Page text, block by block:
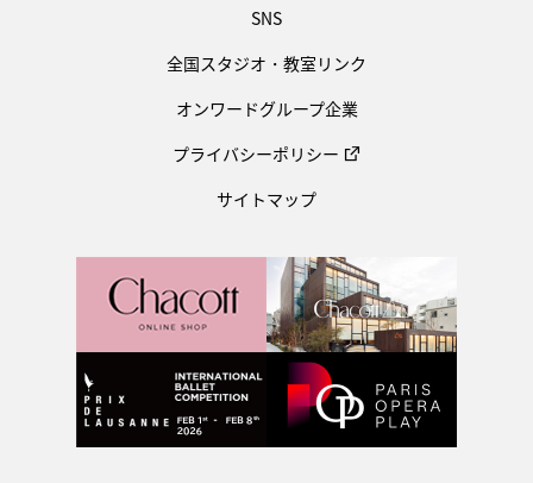
SNS
全国スタジオ・教室リンク
オンワードグループ企業
プライバシーポリシー
サイトマップ